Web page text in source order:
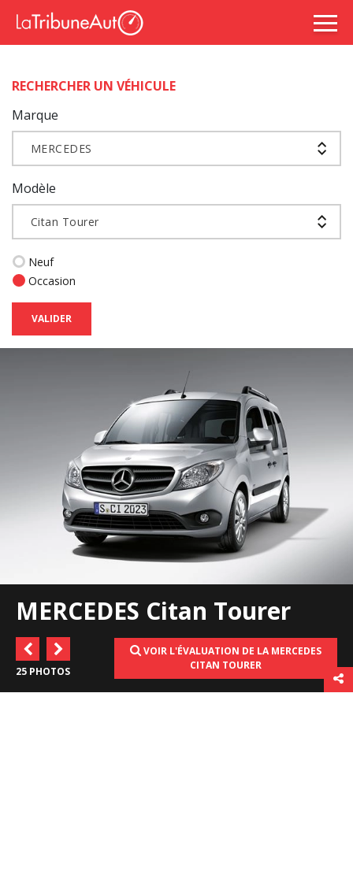
RECHERCHER UN VÉHICULE
Marque
MERCEDES
Modèle
Citan Tourer
Neuf
Occasion
VALIDER
MERCEDES Citan Tourer
25 PHOTOS
VOIR L'ÉVALUATION DE LA MERCEDES
CITAN TOURER